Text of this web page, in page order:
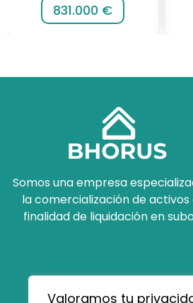
Valoramos tu
831.000 €
Somos una empresa
la comercialización de activos
finalidad de liquidación en